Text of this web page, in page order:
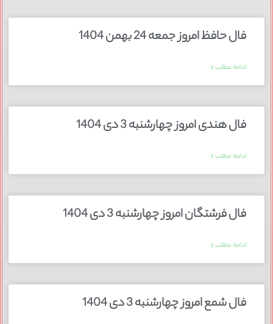
فال حافظ امروز جمعه 24 بهمن 1404
ادامه مطلب »
فال هندی امروز چهارشنبه 3 دی 1404
ادامه مطلب »
فال فرشتگان امروز چهارشنبه 3 دی 1404
ادامه مطلب »
فال شمع امروز چهارشنبه 3 دی 1404